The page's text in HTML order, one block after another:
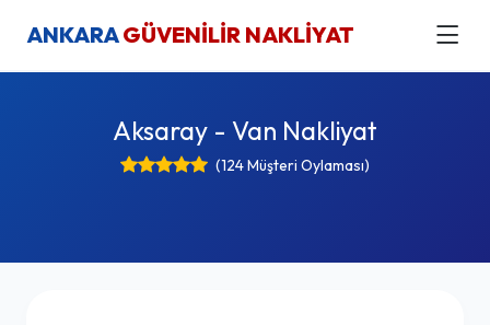
ANKARAGÜVENİLİR NAKLİYAT
Aksaray - Van Nakliyat
(124 Müşteri Oylaması)